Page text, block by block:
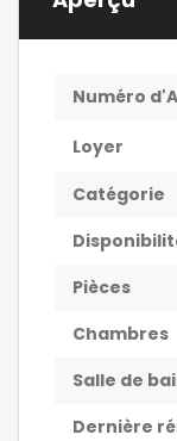
Numéro
Loyer
Catégorie
Pièces
Chambres
Salle de
Dernière